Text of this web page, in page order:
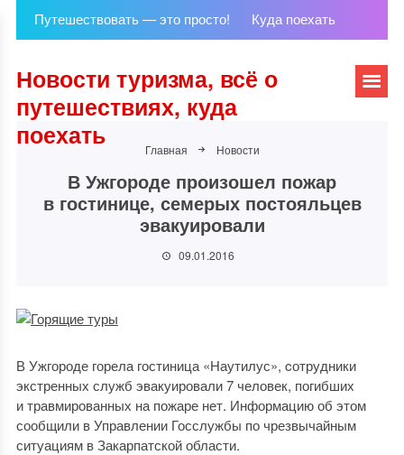
Путешествовать — это просто! Куда поехать
Новости туризма, всё о
путешествиях, куда
поехать
Главная Новости
В Ужгороде произошел пожар
в гостинице, семерых постояльцев
эвакуировали
09.01.2016
В Ужгороде горела гостиница «Наутилус», cотрудники
экстренных служб эвакуировали 7 человек, погибших
и травмированных на пожаре нет. Информацию об этом
сообщили в Управлении Госслужбы по чрезвычайным
ситуациям в Закарпатской области.